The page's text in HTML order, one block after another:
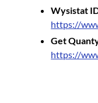
Wysistat
https://
Get
https://